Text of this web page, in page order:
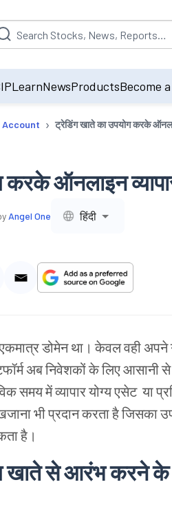
will be populated by
LearnNewsProductsBecome
Account › ट्रेडिंग खाते का उपयोग करके
करके ऑनलाइन
Angel One हिंदी
डोमेन था। केवलवहीअपने
अबनिवेशकोंकेलिएआसानीसे
समयमेंव्यापारयोग्यएसेट या
भीप्रदानकरताहैजिसका
है।
खातेसेआरंभकरनेके